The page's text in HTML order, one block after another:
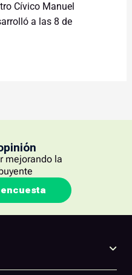
Cívico Manuel
a las 8 de
mejorando la